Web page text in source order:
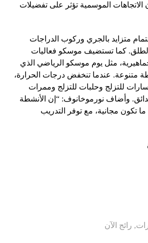
الموسمية تؤثر على تفضيلات
متزايد بالجري وركوب الدراجات
الطلق. كما تستضيف موسكو فعاليات
مثل يوم موسكو الرياضي الذي
متنوعة. عندما تنخفض درجات الحرارة،
للتزلج وحلبات للتزلج وممرات
وأضاف نورموخانوف: “إن الأنشطة
ما تكون مجانية، مع توفر التدريب
, رائج الآن